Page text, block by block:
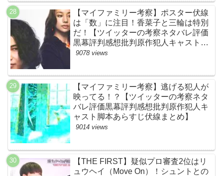
【マイファミリー考察】ポスター伏線
は「数」に注目！香菜子と三輪は特別
だ！【ツイッターの考察ネタバレ評価
黒幕評判感想批判原作犯人キャスト脚
本あらすじ伏線まとめ】
9078 views
【マイファミリー考察】逃げる犯人が
映ってる！？【ツイッターの考察ネタ
バレ評価黒幕評判感想批判原作犯人キ
ャスト脚本あらすじ伏線まとめ】
9014 views
【THE FIRST】疑似プロ審査2位はリ
ュウヘイ（Move On）！シュントとの